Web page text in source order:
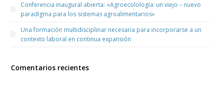
Conferencia inaugural abierta: «Agroecolología: un viejo – nuevo
paradigma para los sistemas agroalimentarios»
Una formación multidisciplinar necesaria para incorporarse a un
contexto laboral en continua expansión
Comentarios recientes